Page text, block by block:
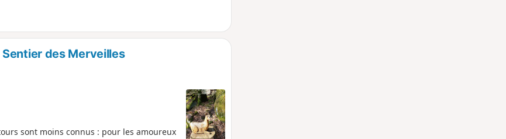
des Merveilles
sont moins connus : pour les amoureux